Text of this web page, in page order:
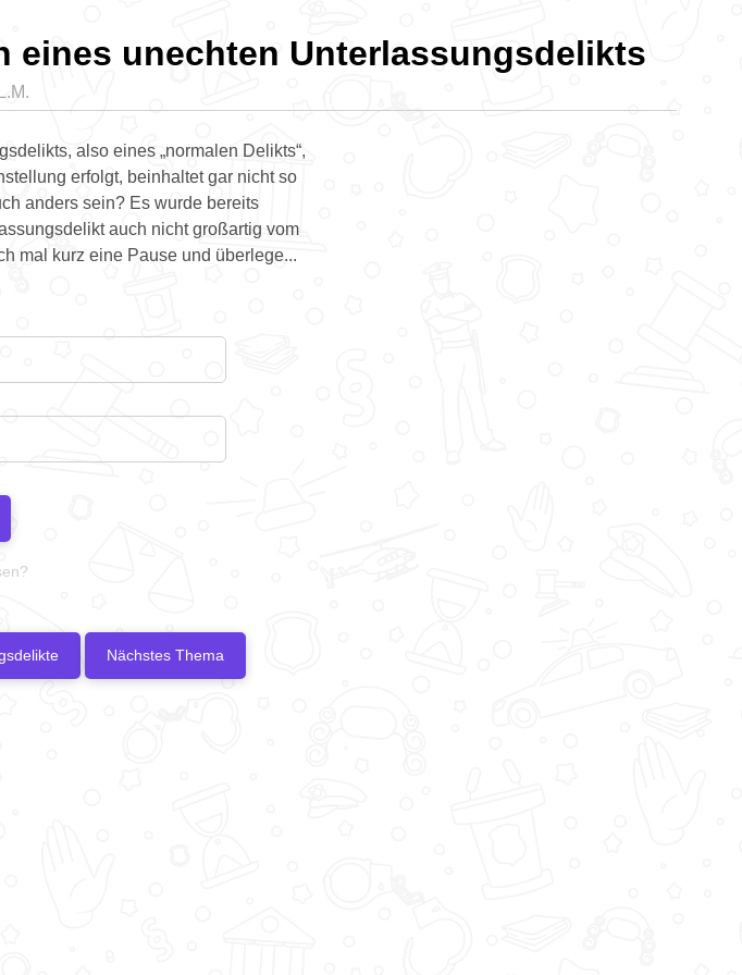
eines unechten Unterlassungsdelikts
also eines „normalen Delikts“,
erfolgt, beinhaltet gar nicht so
anders sein? Es wurde bereits
auch nicht großartig vom
mal kurz eine Pause und überlege...
Nächstes Thema